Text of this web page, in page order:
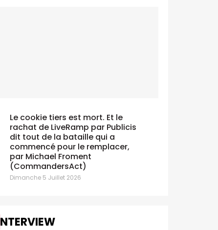
Le cookie tiers est mort. Et le
rachat de LiveRamp par Publicis
dit tout de la bataille qui a
commencé pour le remplacer,
par Michael Froment
(CommandersAct)
Dimanche 5 Juillet 2026
INTERVIEW